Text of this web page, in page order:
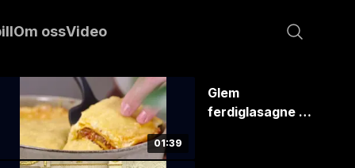
Om ossVideo
01:39
Glem
ferdiglasagne –